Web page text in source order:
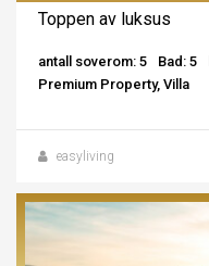
Toppen av luksus
antall soverom: 5 Bad: 5
Premium Property, Villa
easyliving